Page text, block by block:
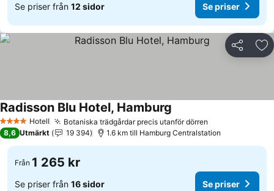
Se priser från 12 sidor Se priser
Dela
4 StjärnorHotell Botaniska trädgårdar precis utanför dörren
Radisson Blu Hotel, Hamburg
8,6 Utmärkt 19 394 1.6 km till Hamburg Centralstation
Från 1 265 kr
Se priser från 16 sidor Se priser